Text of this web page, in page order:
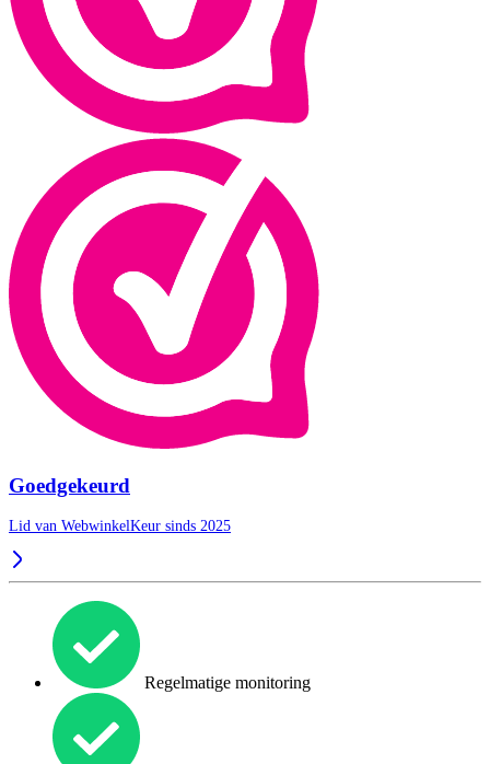
Goedgekeurd
Lid van WebwinkelKeur sinds 2025
Regelmatige monitoring